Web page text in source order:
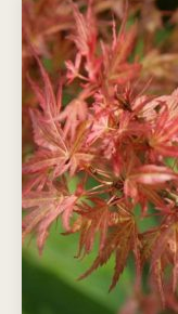
Мандарины
Миндаль
Облепиха
Персик
Слива
Смородина
Фундук или лещина